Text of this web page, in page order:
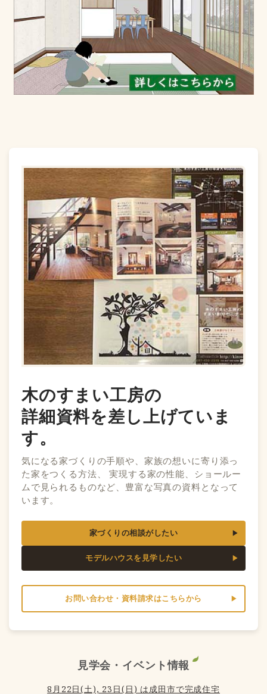
木のすまい工房の
詳細資料を差し上げていま
す。
気になる家づくりの手順や、家族の想いに寄り添っ
た家をつくる方法、 実現する家の性能、ショールー
ムで見られるものなど、豊富な写真の資料となって
います。
家づくりの相談がしたい
モデルハウスを見学したい
お問い合わせ・資料請求はこちらから
見学会・イベント情報
8月22日(土), 23日(日) は成田市で完成住宅